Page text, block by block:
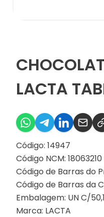
LACTA
Código: 14947
Código NCM: 18063210
Código de Barras do
Código de Barras da
Embalagem: UN C/
Marca: LACTA